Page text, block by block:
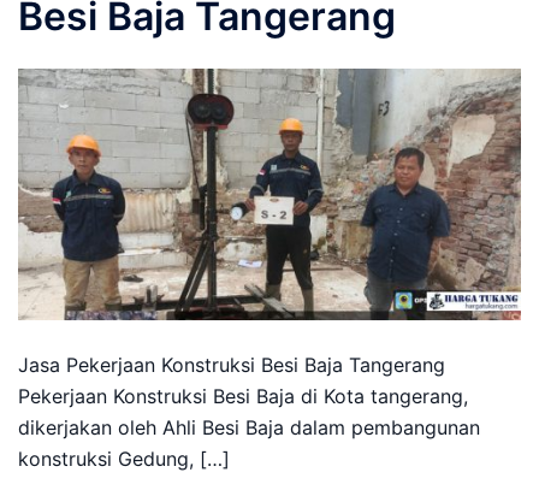
Besi Baja Tangerang
Jasa Pekerjaan Konstruksi Besi Baja Tangerang
Pekerjaan Konstruksi Besi Baja di Kota tangerang,
dikerjakan oleh Ahli Besi Baja dalam pembangunan
konstruksi Gedung, […]